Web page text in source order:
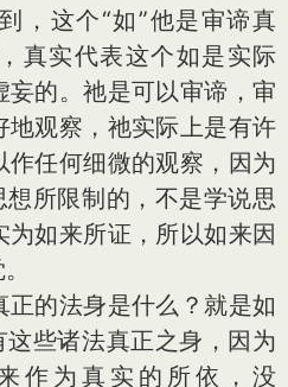
，这个“如”他是审谛真
真实代表这个如是实际
的。祂是可以审谛，审
观察，祂实际上是有许
任何细微的观察，因为
想所限制的，不是学说思
如来所证，所以如来因
正的法身是什么？就是如
这些诸法真正之身，因为
作为真实的所依，没